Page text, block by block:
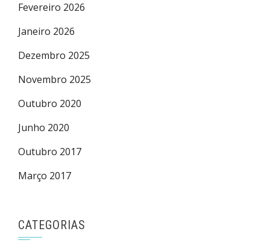
Fevereiro 2026
Janeiro 2026
Dezembro 2025
Novembro 2025
Outubro 2020
Junho 2020
Outubro 2017
Março 2017
CATEGORIAS